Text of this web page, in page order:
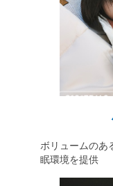
ボリュームのあ
眠環境を提供